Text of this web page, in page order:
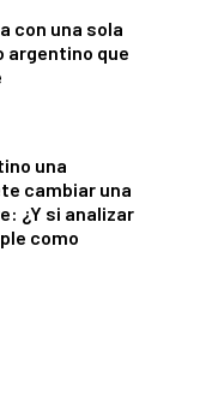
con una sola
argentino que
una
cambiar una
¿Y si analizar
como